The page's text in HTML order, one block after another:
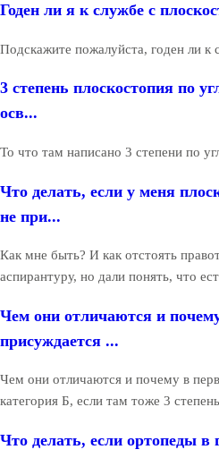
Годен ли я к службе с
Подскажите пожалуйста, годен ли к
3 степень плоскостопия по
осв...
То что там написано 3 степени по
Что делать, если у меня
не при...
Как мне быть? И как отстоять
аспирантуру, но дали понять, что
Чем они отличаются и
присуждается ...
Чем они отличаются и почему в
категория Б, если там тоже 3
Что делать, если ортопеды в